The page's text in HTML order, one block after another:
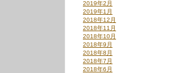
2019年2月
2019年1月
2018年12月
2018年11月
2018年10月
2018年9月
2018年8月
2018年7月
2018年6月